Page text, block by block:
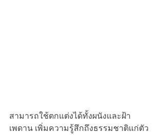
สามารถใช้ตกแต่งได้ทั้งผนังและฝ้า
เพดาน เพิ่มความรู้สึกถึงธรรมชาติแก่ตัว